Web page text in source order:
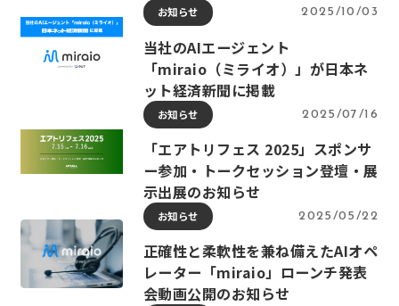
お知らせ 2025/10/03
当社のAIエージェント
「miraio（ミライオ）」が日本ネ
ット経済新聞に掲載
お知らせ 2025/07/16
「エアトリフェス 2025」スポンサ
ー参加・トークセッション登壇・展
示出展のお知らせ
お知らせ 2025/05/22
正確性と柔軟性を兼ね備えたAIオペ
レーター「miraio」ローンチ発表
会動画公開のお知らせ